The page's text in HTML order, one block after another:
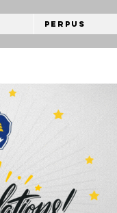
Perpus